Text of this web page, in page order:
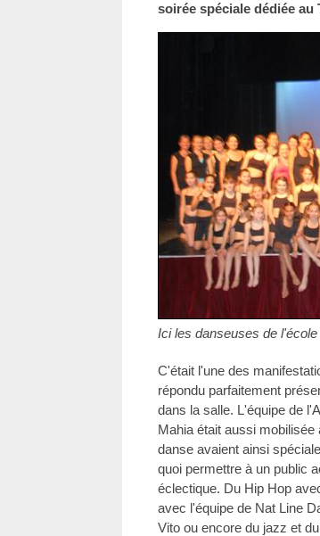
soirée spéciale dédiée au
Ici les danseuses de
C'était l'une des
répondu parfaitement
dans la salle. L'équipe de
Mahia était aussi
danse avaient ainsi
quoi permettre à un public
éclectique. Du Hip Hop
avec l'équipe de Nat Line
Vito ou encore du jazz et